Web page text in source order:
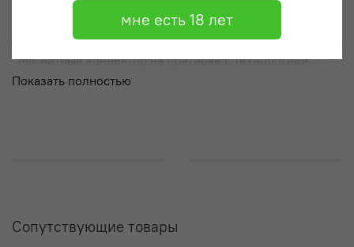
исключительно для себя.
Магнитный коннектор на притирке с технологией
“Magnet Shield” – которая защищает магнит от
Полностью разборная конструкция. Все элементы
шахты, контактирующие с водой, элементы продувки и
Показать полностью
Сопутствующие товары
мне есть 18 лет